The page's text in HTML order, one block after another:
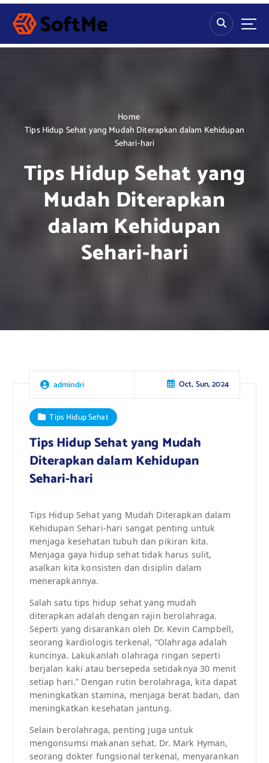
S
p
Home
Tips Hidup Sehat yang Mudah Diterapkan dalam Kehidupan
Sehari-hari
Tips Hidup Sehat yang
Mudah Diterapkan
dalam Kehidupan
Sehari-hari
admindri Oct, Sun, 2024
Tips Hidup Sehat
Tips Hidup Sehat yang Mudah
Diterapkan dalam Kehidupan
Sehari-hari
Tips Hidup Sehat yang Mudah Diterapkan dalam
Kehidupan Sehari-hari sangat penting untuk
menjaga kesehatan tubuh dan pikiran kita.
Menjaga gaya hidup sehat tidak harus sulit,
asalkan kita konsisten dan disiplin dalam
menerapkannya.
Salah satu tips hidup sehat yang mudah
diterapkan adalah dengan rajin berolahraga.
Seperti yang disarankan oleh Dr. Kevin Campbell,
seorang kardiologis terkenal, “Olahraga adalah
kuncinya. Lakukanlah olahraga ringan seperti
berjalan kaki atau bersepeda setidaknya 30 menit
setiap hari.” Dengan rutin berolahraga, kita dapat
meningkatkan stamina, menjaga berat badan, dan
meningkatkan kesehatan jantung.
Selain berolahraga, penting juga untuk
mengonsumsi makanan sehat. Dr. Mark Hyman,
seorang dokter fungsional terkenal, menyarankan